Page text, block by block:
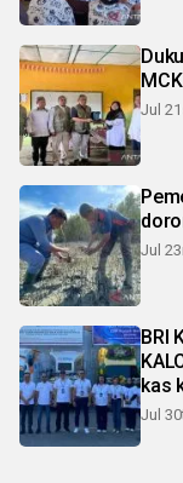
Jul
Jul
BRI
kas
Jul